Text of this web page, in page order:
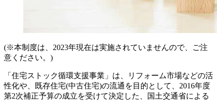
(※本制度は、2023年現在は実施されていませんので、ご注
意ください。)
「住宅ストック循環支援事業」は、リフォーム市場などの活
性化や、既存住宅(中古住宅)の流通を目的として、2016年度
第2次補正予算の成立を受けて決定した、国土交通省による